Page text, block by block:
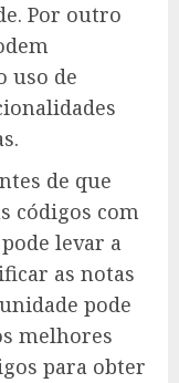
Por outro
uso de
de que
códigos com
levar a
as notas
pode
melhores
para obter